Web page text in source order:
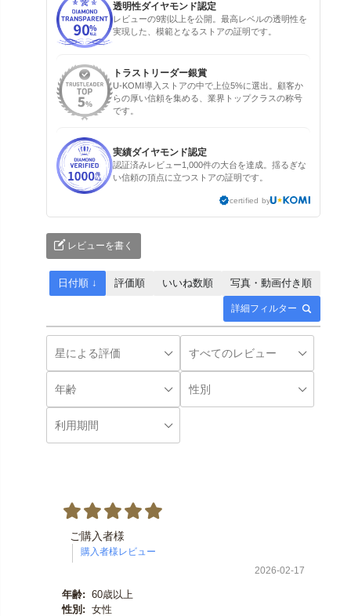
透明性ダイヤモンド認定
レビューの9割以上を公開。最高レベルの透明性を
実現した、模範となるストアの証明です。
トラストリーダー銀賞
U-KOMI導入ストアの中で上位5%に選出。顧客か
らの厚い信頼を集める、業界トップクラスの称号
です。
実績ダイヤモンド認定
認証済みレビュー1,000件の大台を達成。揺るぎな
い信頼の頂点に立つストアの証明です。
certified by
レビューを書く
詳細フィルター
日付順 ↓ 評価順 いいね数順 写真・動画付き順
ご購入者様
2026-02-17
年齢: 60歳以上
性別: 女性